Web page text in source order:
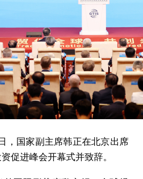
，国家副主席韩正在北京出席
促进峰会开幕式并致辞。